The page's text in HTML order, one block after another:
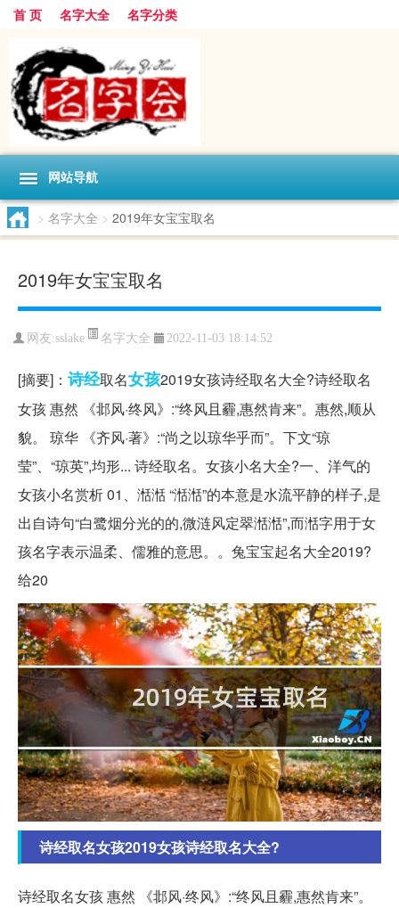
首 页 名字大全 名字分类
网站导航
> 名字大全 > 2019年女宝宝取名
2019年女宝宝取名
网友:sslake 名字大全 2022-11-03 18:14:52
[摘要]： 诗经取名女孩2019女孩诗经取名大全?诗经取名
女孩 惠然 《邶风·终风》:“终风且霾,惠然肯来”。惠然,顺从
貌。 琼华 《齐风·著》:“尚之以琼华乎而”。下文“琼
莹”、“琼英”,均形... 诗经取名。女孩小名大全?一、洋气的
女孩小名赏析 01、湉湉 “湉湉”的本意是水流平静的样子,是
出自诗句“白鹭烟分光的的,微涟风定翠湉湉”,而湉字用于女
孩名字表示温柔、儒雅的意思。。兔宝宝起名大全2019?
给20
诗经取名女孩2019女孩诗经取名大全?
诗经取名女孩 惠然 《邶风·终风》:“终风且霾,惠然肯来”。